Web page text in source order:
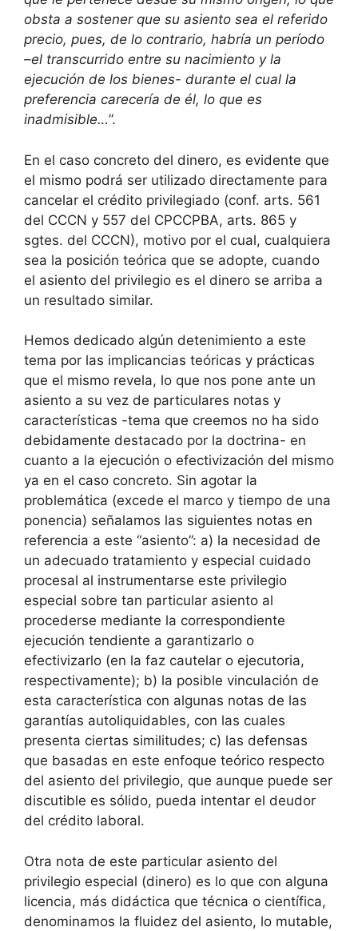
obsta a sostener que su asiento sea el referido
precio, pues, de lo contrario, habría un período
–el transcurrido entre su nacimiento y la
ejecución de los bienes- durante el cual la
preferencia carecería de él, lo que es
inadmisible…”.
En el caso concreto del dinero, es evidente que
el mismo podrá ser utilizado directamente para
cancelar el crédito privilegiado (conf. arts. 561
del CCCN y 557 del CPCCPBA, arts. 865 y
sgtes. del CCCN), motivo por el cual, cualquiera
sea la posición teórica que se adopte, cuando
el asiento del privilegio es el dinero se arriba a
un resultado similar.
Hemos dedicado algún detenimiento a este
tema por las implicancias teóricas y prácticas
que el mismo revela, lo que nos pone ante un
asiento a su vez de particulares notas y
características -tema que creemos no ha sido
debidamente destacado por la doctrina- en
cuanto a la ejecución o efectivización del mismo
ya en el caso concreto. Sin agotar la
problemática (excede el marco y tiempo de una
ponencia) señalamos las siguientes notas en
referencia a este “asiento”: a) la necesidad de
un adecuado tratamiento y especial cuidado
procesal al instrumentarse este privilegio
especial sobre tan particular asiento al
procederse mediante la correspondiente
ejecución tendiente a garantizarlo o
efectivizarlo (en la faz cautelar o ejecutoria,
respectivamente); b) la posible vinculación de
esta característica con algunas notas de las
garantías autoliquidables, con las cuales
presenta ciertas similitudes; c) las defensas
que basadas en este enfoque teórico respecto
del asiento del privilegio, que aunque puede ser
discutible es sólido, pueda intentar el deudor
del crédito laboral.
Otra nota de este particular asiento del
privilegio especial (dinero) es lo que con alguna
licencia, más didáctica que técnica o científica,
denominamos la fluidez del asiento, lo mutable,